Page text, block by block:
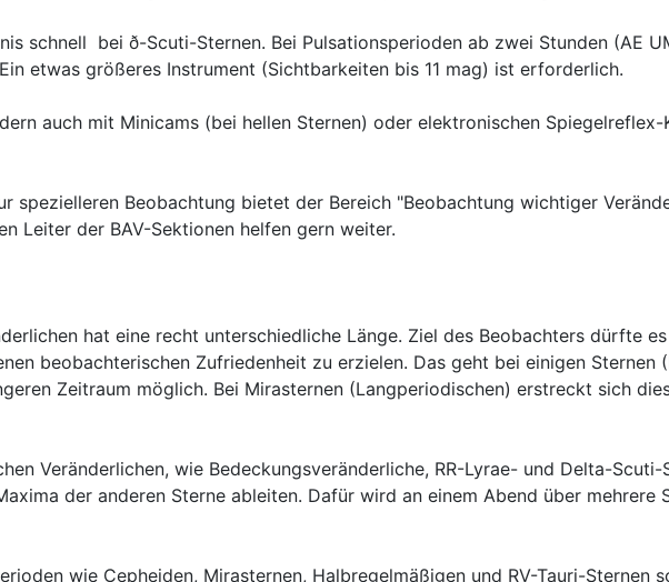
schnell bei ð-Scuti-Sternen. Bei Pulsationsperioden ab zwei Stunden (AE
etwas größeres Instrument (Sichtbarkeiten bis 11 mag) ist erforderlich.
auch mit Minicams (bei hellen Sternen) oder elektronischen
spezielleren Beobachtung bietet der Bereich "Beobachtung wichtiger
Leiter der BAV-Sektionen helfen gern weiter.
hat eine recht unterschiedliche Länge. Ziel des Beobachters dürfte
beobachterischen Zufriedenheit zu erzielen. Das geht bei einigen Sternen
Zeitraum möglich. Bei Mirasternen (Langperiodischen) erstreckt sich
Veränderlichen, wie Bedeckungsveränderliche, RR-Lyrae- und Delta-
der anderen Sterne ableiten. Dafür wird an einem Abend über
wie Cepheiden, Mirasternen, Halbregelmäßigen und RV-Tauri-